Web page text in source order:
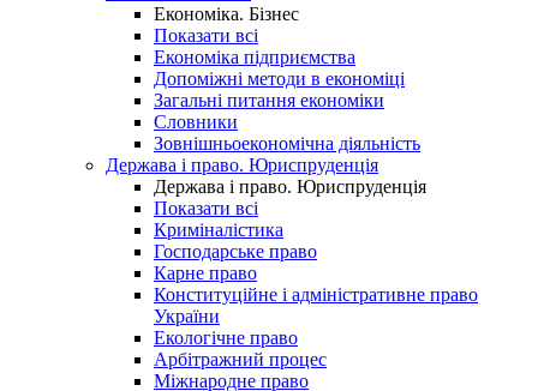
Економіка. Бізнес
Показати всі
Економіка підприємства
Допоміжні методи в економіці
Загальні питання економіки
Словники
Зовнішньоекономічна діяльність
Держава і право. Юриспруденція
Держава і право. Юриспруденція
Показати всі
Криміналістика
Господарське право
Карне право
Конституційне і адміністративне право
України
Екологічне право
Арбітражний процес
Міжнародне право